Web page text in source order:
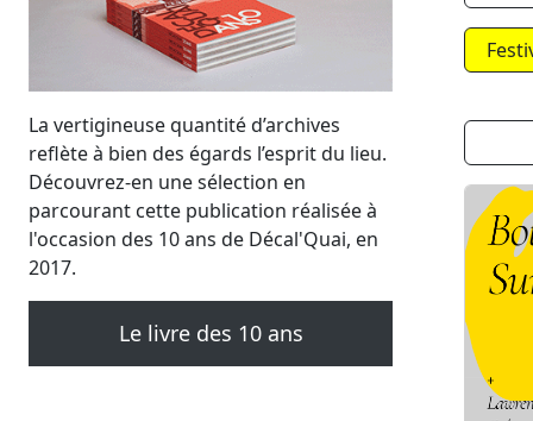
La vertigineuse quantité d’archives
reflète à bien des égards l’esprit du lieu.
Découvrez-en une sélection en
parcourant cette publication réalisée à
l'occasion des 10 ans de Décal'Quai, en
2017.
Le livre des 10 ans